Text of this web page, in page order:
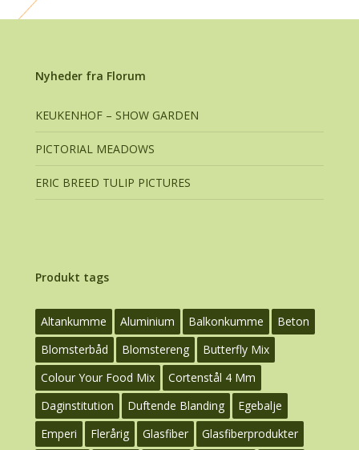
Nyheder fra Florum
KEUKENHOF – SHOW GARDEN
PICTORIAL MEADOWS
ERIC BREED TULIP PICTURES
Produkt tags
Altankumme Aluminium Balkonkumme
Beton
Blomsterbåd
Blomstereng
Butterfly Mix
Colour Your Food Mix
Cortenstål 4 Mm
Daginstitution
Duftende Blanding
Egebalje
Emperi
Flerårig Glasfiber
Glasfiberprodukter